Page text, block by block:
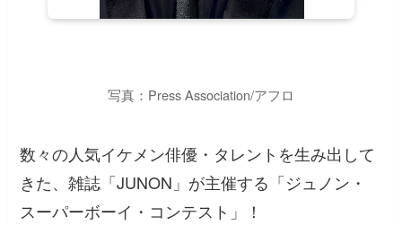
写真：Press Association/アフロ
数々の人気イケメン俳優・タレントを生み出して
きた、雑誌「JUNON」が主催する「ジュノン・
スーパーボーイ・コンテスト」！